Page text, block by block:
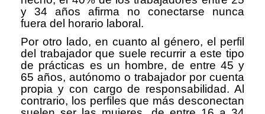
y 34 años afirma no conectarse nunca
fuera del horario laboral.
Por otro lado, en cuanto al género, el perfil
del trabajador que suele recurrir a este tipo
de prácticas es un hombre, de entre 45 y
65 años, autónomo o trabajador por cuenta
propia y con cargo de responsabilidad. Al
contrario, los perfiles que más desconectan